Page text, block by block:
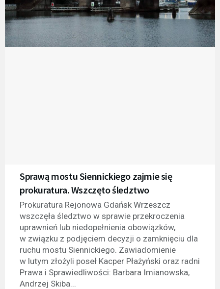
Sprawą mostu Siennickiego zajmie się
prokuratura. Wszczęto śledztwo
Prokuratura Rejonowa Gdańsk Wrzeszcz
wszczęła śledztwo w sprawie przekroczenia
uprawnień lub niedopełnienia obowiązków,
w związku z podjęciem decyzji o zamknięciu dla
ruchu mostu Siennickiego. Zawiadomienie
w lutym złożyli poseł Kacper Płażyński oraz radni
Prawa i Sprawiedliwości: Barbara Imianowska,
Andrzej Skiba...